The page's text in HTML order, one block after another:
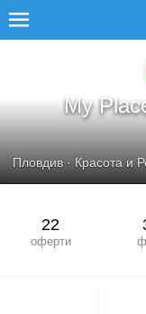
My
Пловдив· Красота и
22
оферти